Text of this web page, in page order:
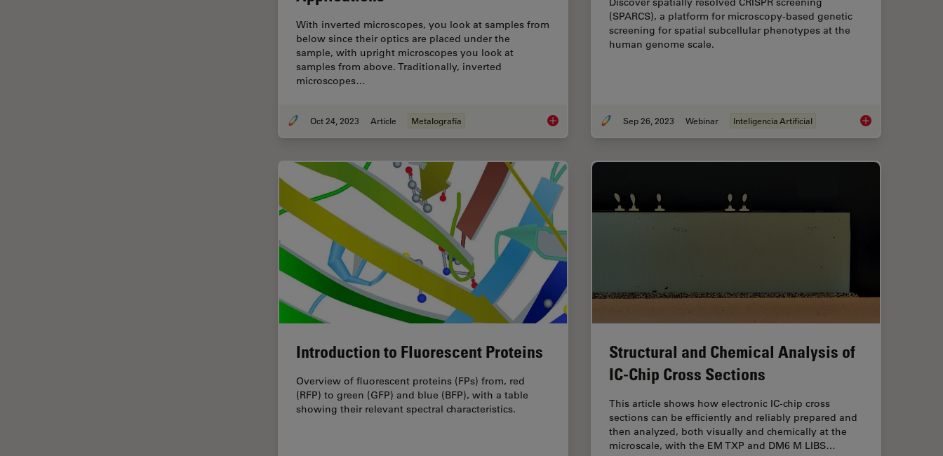
With inverted microscopes, you look at samples from
below since their optics are placed under the
sample, with upright microscopes you look at
samples from above. Traditionally, inverted
microscopes…
Oct 24, 2023 Article Metalografía Five Inverted-Microscope Advantages for Industrial Applications
(SPARCS), a platform for microscopy-based genetic
screening for spatial subcellular phenotypes at the
human genome scale.
Sep 26, 2023 Webinar Inteligencia Artificial Exploring
Introduction to Fluorescent Proteins
Overview of fluorescent proteins (FPs) from, red
(RFP) to green (GFP) and blue (BFP), with a table
showing their relevant spectral characteristics.
Structural and Chemical Analysis of
IC-Chip Cross Sections
This article shows how electronic IC-chip cross
sections can be efficiently and reliably prepared and
then analyzed, both visually and chemically at the
microscale, with the EM TXP and DM6 M LIBS…